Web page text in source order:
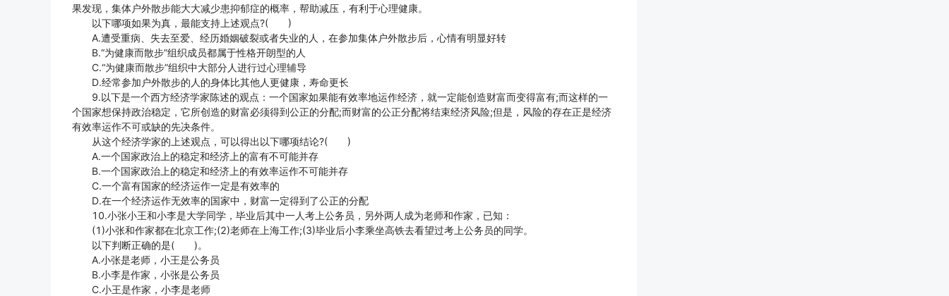
果发现，集体户外散步能大大减少患抑郁症的概率，帮助减压，有利于心理健康。
以下哪项如果为真，最能支持上述观点?( )
A.遭受重病、失去至爱、经历婚姻破裂或者失业的人，在参加集体户外散步后，心情有明显好转
B.“为健康而散步”组织成员都属于性格开朗型的人
C.“为健康而散步”组织中大部分人进行过心理辅导
D.经常参加户外散步的人的身体比其他人更健康，寿命更长
9.以下是一个西方经济学家陈述的观点：一个国家如果能有效率地运作经济，就一定能创造财富而变得富有;而这样的一
个国家想保持政治稳定，它所创造的财富必须得到公正的分配;而财富的公正分配将结束经济风险;但是，风险的存在正是经济
有效率运作不可或缺的先决条件。
从这个经济学家的上述观点，可以得出以下哪项结论?( )
A.一个国家政治上的稳定和经济上的富有不可能并存
B.一个国家政治上的稳定和经济上的有效率运作不可能并存
C.一个富有国家的经济运作一定是有效率的
D.在一个经济运作无效率的国家中，财富一定得到了公正的分配
10.小张小王和小李是大学同学，毕业后其中一人考上公务员，另外两人成为老师和作家，已知：
(1)小张和作家都在北京工作;(2)老师在上海工作;(3)毕业后小李乘坐高铁去看望过考上公务员的同学。
以下判断正确的是( )。
A.小张是老师，小王是公务员
B.小李是作家，小张是公务员
C.小王是作家，小李是老师